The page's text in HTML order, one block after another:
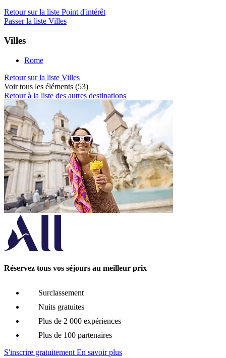
Retour sur la liste Point d'intérêt
Passer la liste Villes
Villes
Rome
Retour sur la liste Villes
Voir tous les éléments (53)
Retour à la liste des autres destinations
Réservez tous vos séjours au meilleur prix
Surclassement
Nuits gratuites
Plus de 2 000 expériences
Plus de 100 partenaires
S'inscrire gratuitement En savoir plus